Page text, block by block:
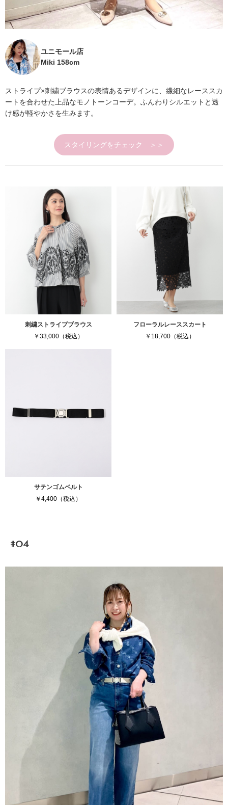
ユニモール店
Miki 158cm
ストライプ×刺繍ブラウスの表情あるデザインに、繊細なレーススカ
ートを合わせた上品なモノトーンコーデ。ふんわりシルエットと透
け感が軽やかさを生みます。
スタイリングをチェック ＞＞
刺繍ストライプブラウス
￥33,000（税込）
フローラルレーススカート
￥18,700（税込）
サテンゴムベルト
￥4,400（税込）
#04